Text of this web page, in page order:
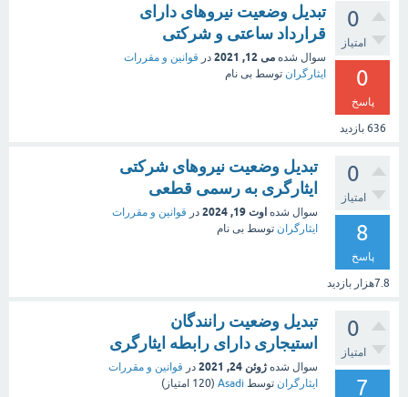
0
امتیاز
0
پاسخ
636 بازدید
تبدیل وضعیت نیروهای دارای
قرارداد ساعتی و شرکتی
سوال شده می 12, 2021 در قوانین و مقررات
ایثارگران توسط بی نام
0
امتیاز
8
پاسخ
7.8هزار بازدید
تبدیل وضعیت نیروهای شرکتی
ایثارگری به رسمی قطعی
سوال شده اوت 19, 2024 در قوانین و مقررات
ایثارگران توسط بی نام
0
امتیاز
7
تبدیل وضعیت رانندگان
استیجاری دارای رابطه ایثارگری
سوال شده ژوئن 24, 2021 در قوانین و مقررات
ایثارگران توسط Asadi
(
120 امتیاز)